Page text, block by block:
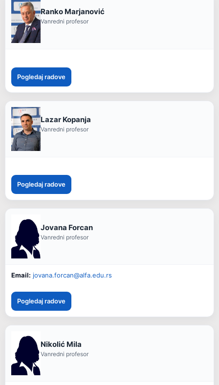
Ranko Marjanović
Vanredni profesor
Pogledaj radove
Lazar Kopanja
Vanredni profesor
Pogledaj radove
Jovana Forcan
Vanredni profesor
Email: jovana.forcan@alfa.edu.rs
Pogledaj radove
Nikolić Mila
Vanredni profesor